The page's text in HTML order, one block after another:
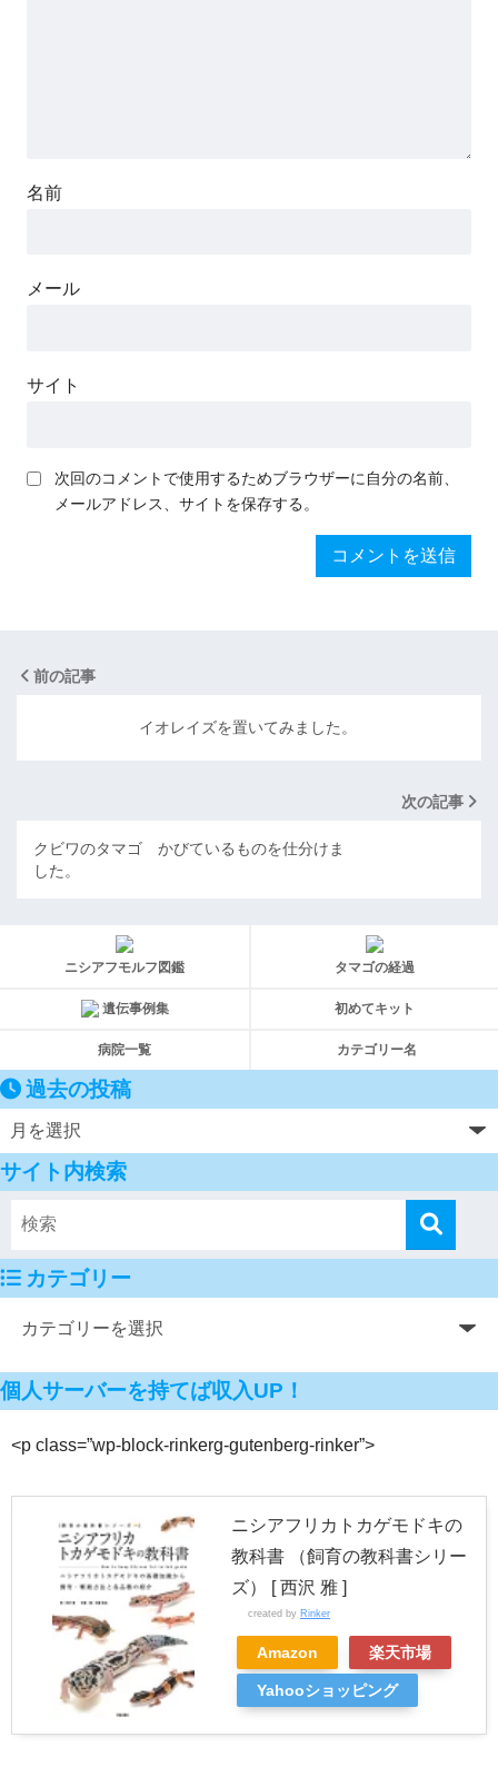
名前
メール
サイト
次回のコメントで使用するためブラウザーに自分の名前、
メールアドレス、サイトを保存する。
前の記事
イオレイズを置いてみました。
次の記事
クビワのタマゴ かびているものを仕分けま
した。
ニシアフモルフ図鑑 タマゴの経過
遺伝事例集 初めてキット
病院一覧 カテゴリー名
過去の投稿
サイト内検索
カテゴリー
個人サーバーを持てば収入UP！
<p class=”wp-block-rinkerg-gutenberg-rinker”>
ニシアフリカトカゲモドキの
教科書 （飼育の教科書シリー
ズ） [ 西沢 雅 ]
created by Rinker
Amazon 楽天市場
Yahooショッピング